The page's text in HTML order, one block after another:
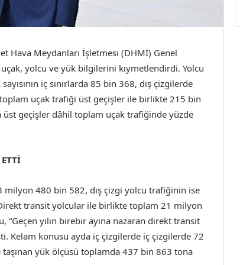
Hava Meydanları İşletmesi (DHMİ) Genel
yolcu ve yük bilgilerini kıymetlendirdi. Yolcu
iç sınırlarda 85 bin 368, dış çizgilerde
uçak trafiği üst geçişler ile birlikte 215 bin
üst geçişler dâhil toplam uçak trafiğinde yüzde
milyon 480 bin 582, dış çizgi yolcu trafiğinin ise
transit yolcular ile birlikte toplam 21 milyon
yılın birebir ayına nazaran direkt transit
Kelam konusu ayda iç çizgilerde iç çizgilerde 72
yük ölçüsü toplamda 437 bin 863 tona